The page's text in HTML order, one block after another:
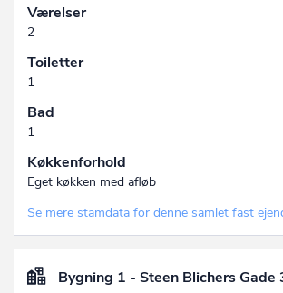
Værelser
2
Toiletter
1
Bad
1
Køkkenforhold
Eget køkken med afløb
Se mere stamdata for denne samlet fast
Bygning 1 - Steen Blichers Gade